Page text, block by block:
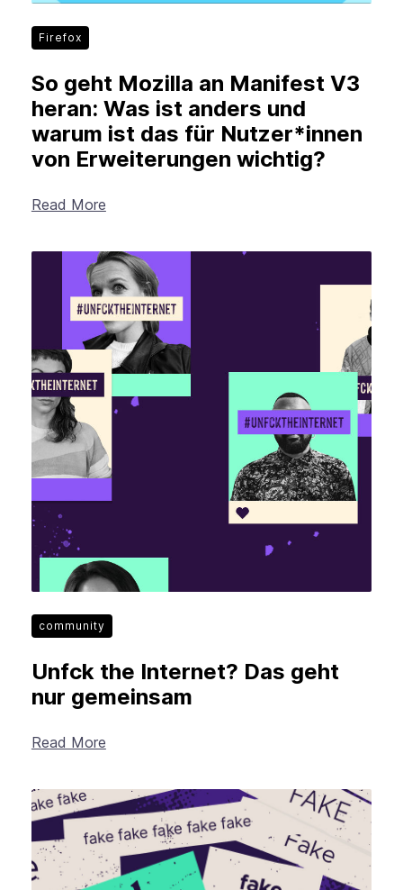
Firefox
So geht Mozilla an Manifest V3
heran: Was ist anders und
warum ist das für Nutzer*innen
von Erweiterungen wichtig?
Read More
community
Unfck the Internet? Das geht
nur gemeinsam
Read More